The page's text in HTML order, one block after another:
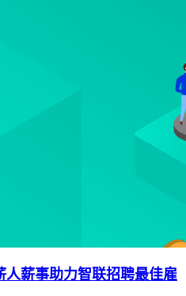
人薪事助力智联招聘最佳雇